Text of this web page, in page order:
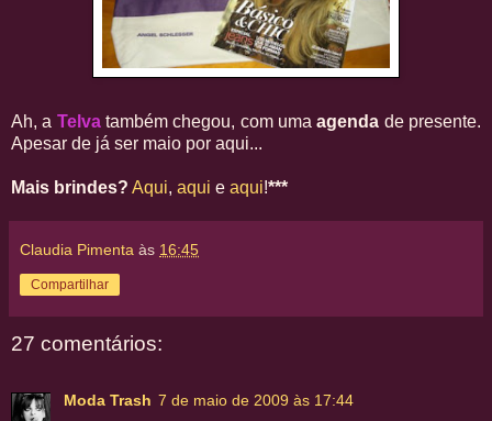
Ah, a Telvatambém chegou, com umaagenda de presente.
Apesar de já ser maio por aqui...
Mais brindes? Aqui, aqui e aqui!***
Claudia Pimenta às 16:45
Compartilhar
27 comentários:
Moda Trash 7 de maio de 2009 às 17:44